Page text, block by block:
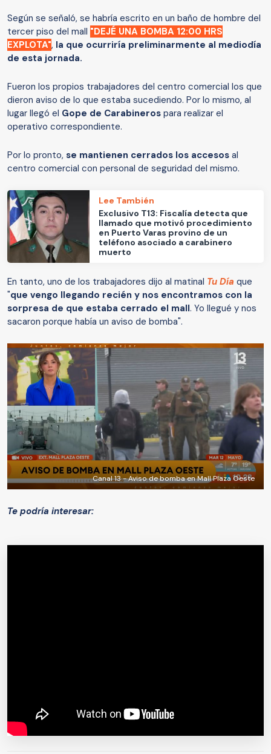
Según se señaló, se habría escrito en un baño de hombre del
tercer piso del mall "DEJÉ UNA BOMBA 12:00 HRS
EXPLOTA", la que ocurriría preliminarmente al mediodía
de esta jornada.
Fueron los propios trabajadores del centro comercial los que
dieron aviso de lo que estaba sucediendo. Por lo mismo, al
lugar llegó el Gope de Carabineros para realizar el
operativo correspondiente.
Por lo pronto, se mantienen cerrados los accesos al
centro comercial con personal de seguridad del mismo.
Lee También
Exclusivo T13: Fiscalía detecta que
llamado que motivó procedimiento
en Puerto Varas provino de un
teléfono asociado a carabinero
muerto
En tanto, uno de los trabajadores dijo al matinal Tu Día que
"que vengo llegando recién y nos encontramos con la
sorpresa de que estaba cerrado el mall. Yo llegué y nos
sacaron porque había un aviso de bomba".
Canal 13 - Aviso de bomba en Mall Plaza Oeste
Te podría interesar: